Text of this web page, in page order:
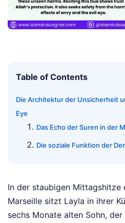
Table of Contents
Die Architektur der Unsicherheit
Eye
Das Echo der Suren in der
Die soziale Funktion der
In der staubigen Mittagshitze
Marseille sitzt Layla in ihrer
sechs Monate alten Sohn,